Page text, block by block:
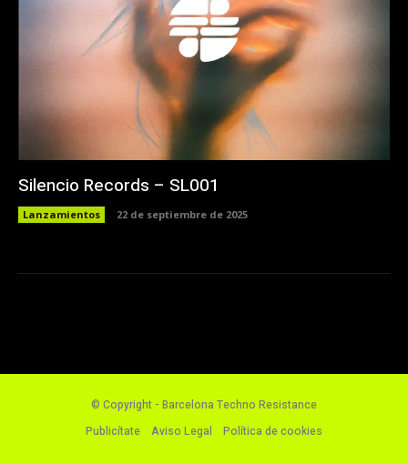
Silencio Records – SL001
Lanzamientos 22 de septiembre de 2025
© Copyright - Barcelona Techno Resistance
Publicítate
Aviso Legal Política de cookies